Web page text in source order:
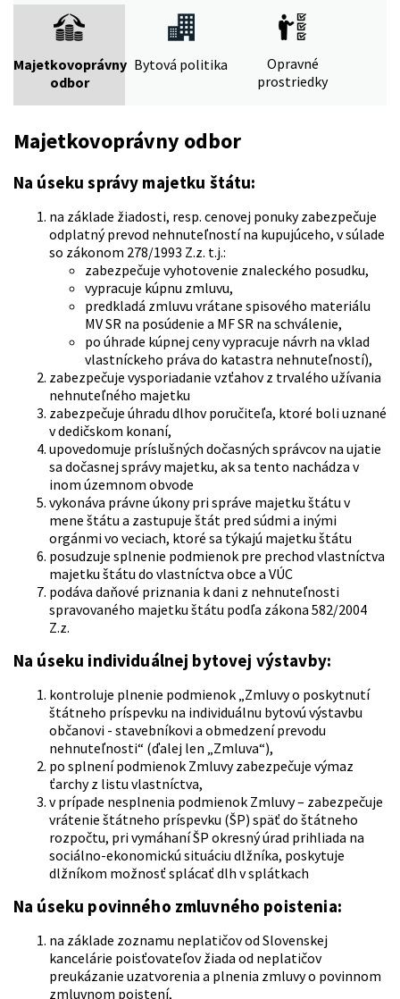
Majetkovoprávny
odbor
Bytová politika
Opravné
prostriedky
Majetkovoprávny odbor
Na úseku správy majetku štátu:
na základe žiadosti, resp. cenovej ponuky zabezpečuje
odplatný prevod nehnuteľností na kupujúceho, v súlade
so zákonom 278/1993 Z.z. t.j.:
zabezpečuje vyhotovenie znaleckého posudku,
vypracuje kúpnu zmluvu,
predkladá zmluvu vrátane spisového materiálu
MV SR na posúdenie a MF SR na schválenie,
po úhrade kúpnej ceny vypracuje návrh na vklad
vlastníckeho práva do katastra nehnuteľností),
zabezpečuje vysporiadanie vzťahov z trvalého užívania
nehnuteľného majetku
zabezpečuje úhradu dlhov poručiteľa, ktoré boli uznané
v dedičskom konaní,
upovedomuje príslušných dočasných správcov na ujatie
sa dočasnej správy majetku, ak sa tento nachádza v
inom územnom obvode
vykonáva právne úkony pri správe majetku štátu v
mene štátu a zastupuje štát pred súdmi a inými
orgánmi vo veciach, ktoré sa týkajú majetku štátu
posudzuje splnenie podmienok pre prechod vlastníctva
majetku štátu do vlastníctva obce a VÚC
podáva daňové priznania k dani z nehnuteľnosti
spravovaného majetku štátu podľa zákona 582/2004
Z.z.
Na úseku individuálnej bytovej výstavby:
kontroluje plnenie podmienok „Zmluvy o poskytnutí
štátneho príspevku na individuálnu bytovú výstavbu
občanovi - stavebníkovi a obmedzení prevodu
nehnuteľnosti“ (ďalej len „Zmluva“),
po splnení podmienok Zmluvy zabezpečuje výmaz
ťarchy z listu vlastníctva,
v prípade nesplnenia podmienok Zmluvy – zabezpečuje
vrátenie štátneho príspevku (ŠP) späť do štátneho
rozpočtu, pri vymáhaní ŠP okresný úrad prihliada na
sociálno-ekonomickú situáciu dlžníka, poskytuje
dlžníkom možnosť splácať dlh v splátkach
Na úseku povinného zmluvného poistenia:
na základe zoznamu neplatičov od Slovenskej
kancelárie poisťovateľov žiada od neplatičov
preukázanie uzatvorenia a plnenia zmluvy o povinnom
zmluvnom poistení,